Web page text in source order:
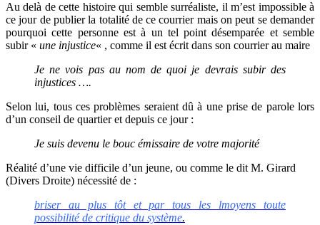
Au delà de cette histoire qui semble surréaliste, il m’est impossible à
ce jour de publier la totalité de ce courrier mais on peut se demander
pourquoi cette personne est à un tel point désemparée et semble
subir « une injustice« , comme il est écrit dans son courrier au maire
Je ne vois pas au nom de quoi je devrais subir des
injustices ….
Selon lui, tous ces problèmes seraient dû à une prise de parole lors
d’un conseil de quartier et depuis ce jour :
Je suis devenu le bouc émissaire de votre majorité
Réalité d’une vie difficile d’un jeune, ou comme le dit M. Girard
(Divers Droite) nécessité de :
briser au plus tôt et par tous les lmoyens toute
possibilité de critique du système.